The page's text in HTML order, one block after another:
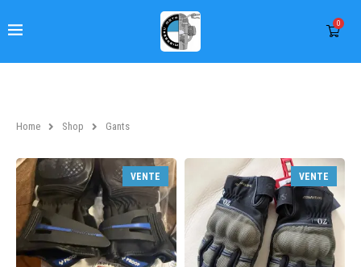
0
Home Shop Gants
VENTE VENTE